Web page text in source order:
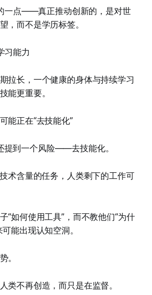
一点——真正推动创新的，是对世
，而不是学历标签。
习能力
拉长，一个健康的身体与持续学习
能更重要。
能正在“去技能化”
提到一个风险——去技能化。
术含量的任务，人类剩下的工作可
“如何使用工具”，而不教他们“为什
能出现认知空洞。
。
类不再创造，而只是在监督。